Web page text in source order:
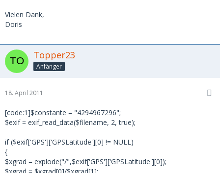
Vielen Dank,
Doris
Topper23
Anfänger
18. April 2011
[code:1]$constante = "4294967296";
$exif = exif_read_data($filename, 2, true);
if ($exif['GPS']['GPSLatitude'][0] != NULL)
{
$xgrad = explode("/",$exif['GPS']['GPSLatitude'][0]);